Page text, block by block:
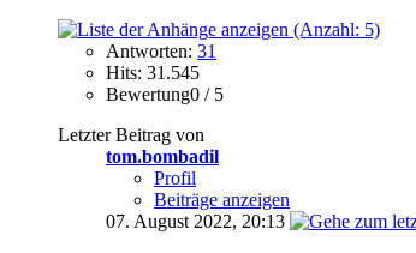
Antworten: 31
Hits: 31.545
Bewertung0 / 5
Letzter Beitrag von
tom.bombadil
Profil
Beiträge anzeigen
07. August 2022, 20:13